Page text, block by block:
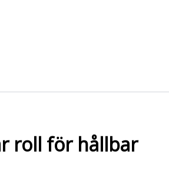
roll för hållbar